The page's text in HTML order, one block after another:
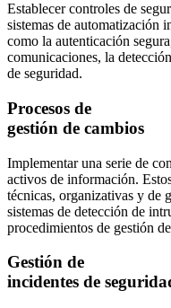
Establecer controles de
sistemas de automatización
como la autenticación
comunicaciones, la
de seguridad.
Procesos de
gestión de cambios
Implementar una serie de
activos de información.
técnicas, organizativas y de
sistemas de detección de
procedimientos de gestión
Gestión de
incidentes de